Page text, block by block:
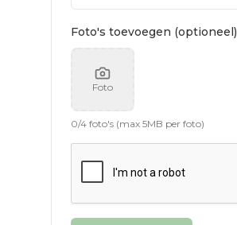
Foto's toevoegen (optioneel)
Foto
0/4 foto's (max 5MB per foto)